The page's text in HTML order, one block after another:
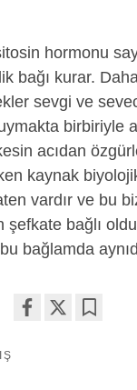
hormonu
bağı kurar.
sevgi ve
birbiriyle
acıdan
kaynak
vardır ve bu
şefkate bağlı
bağlamda